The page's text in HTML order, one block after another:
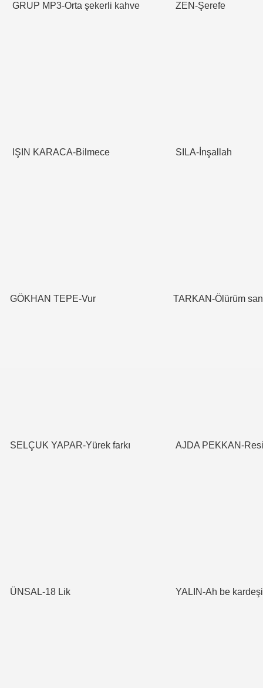
GRUP MP3-Orta şekerli kahve ZEN-Şerefe
IŞIN KARACA-Bilmece SILA-İnşallah
GÖKHAN TEPE-Vur TARKAN-Ölürüm
SELÇUK YAPAR-Yürek farkı AJDA PEKKAN-
ÜNSAL-18 Lik YALIN-Ah be